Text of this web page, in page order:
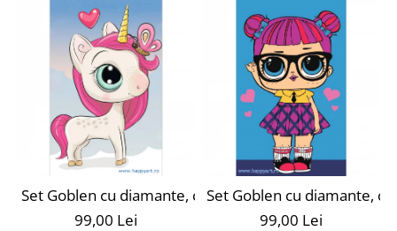
Set Goblen cu diamante, cu sasiu, Unicorn Magic,
99,00 Lei
Set Goblen cu diamante,
99,00 Lei